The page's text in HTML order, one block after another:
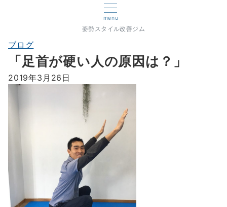
menu
姿勢スタイル改善ジム
ブログ
「足首が硬い人の原因は？」
2019年3月26日